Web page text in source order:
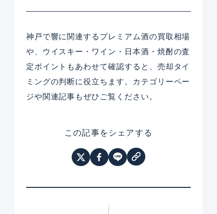
神戸で響に関連するプレミアム酒の買取相場
や、ウイスキー・ワイン・日本酒・焼酎の査
定ポイントもあわせて確認すると、売却タイ
ミングの判断に役立ちます。カテゴリーペー
ジや関連記事もぜひご覧ください。
この記事をシェアする